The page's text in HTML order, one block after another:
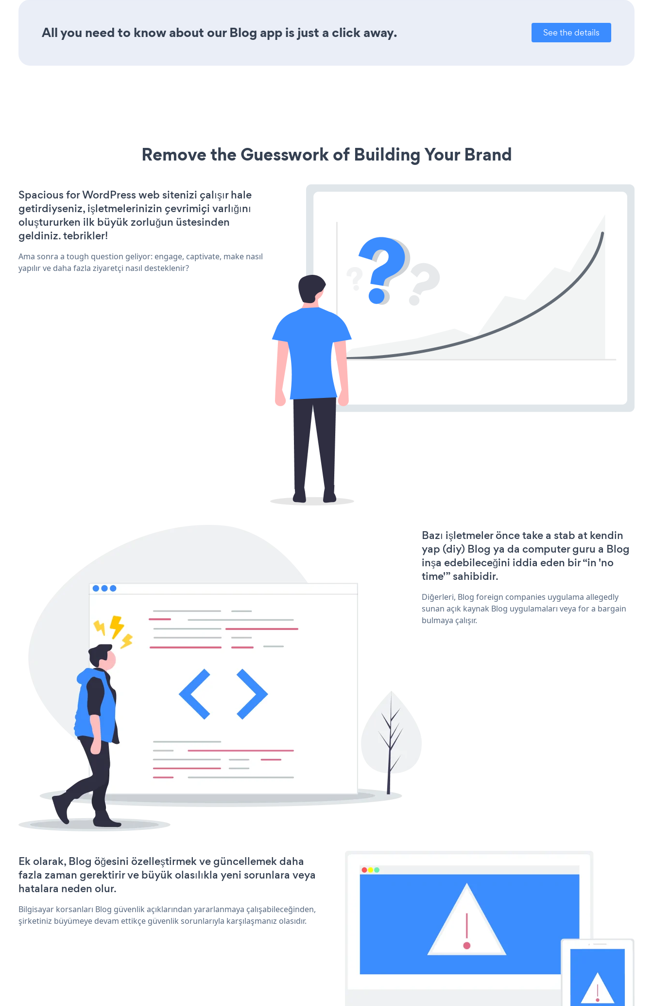
All you need to know about our Blog app is just a click away. See the details
Remove the Guesswork of Building Your Brand
Spacious for WordPress web sitenizi çalışır hale
getirdiyseniz, işletmelerinizin çevrimiçi varlığını
oluştururken ilk büyük zorluğun üstesinden
geldiniz. tebrikler!
Ama sonra a tough question geliyor: engage, captivate, make nasıl
yapılır ve daha fazla ziyaretçi nasıl desteklenir?
Bazı işletmeler önce take a stab at kendin
yap (diy) Blog ya da computer guru a Blog
inşa edebileceğini iddia eden bir “in 'no
time'” sahibidir.
Diğerleri, Blog foreign companies uygulama allegedly
sunan açık kaynak Blog uygulamaları veya for a bargain
bulmaya çalışır.
Ek olarak, Blog öğesini özelleştirmek ve güncellemek daha
fazla zaman gerektirir ve büyük olasılıkla yeni sorunlara veya
hatalara neden olur.
Bilgisayar korsanları Blog güvenlik açıklarından yararlanmaya çalışabileceğinden,
şirketiniz büyümeye devam ettikçe güvenlik sorunlarıyla karşılaşmanız olasıdır.